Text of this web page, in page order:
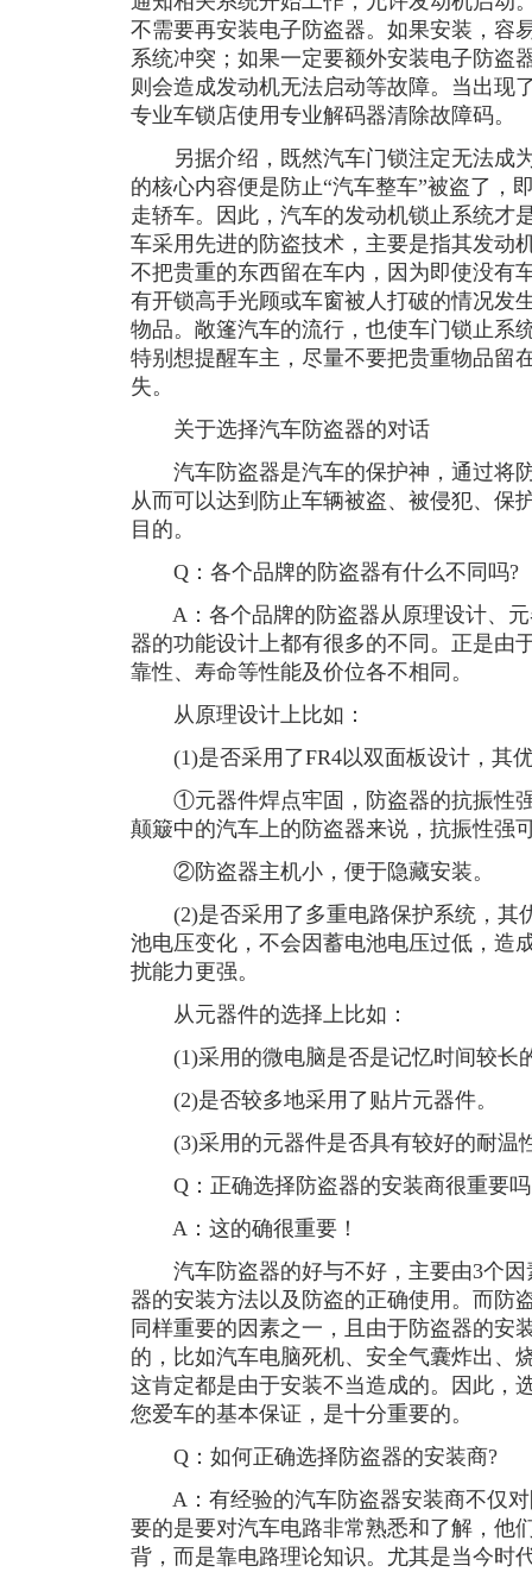
不需要再安装电子防盗器。如果安装，容
系统冲突；如果一定要额外安装电子防盗
则会造成发动机无法启动等故障。当出现
专业车锁店使用专业解码器清除故障码。
另据介绍，既然汽车门锁注定无法成
的核心内容便是防止“汽车整车”被盗了，
走轿车。因此，汽车的发动机锁止系统才
车采用先进的防盗技术，主要是指其发动
不把贵重的东西留在车内，因为即使没有
有开锁高手光顾或车窗被人打破的情况发
物品。敞篷汽车的流行，也使车门锁止系
特别想提醒车主，尽量不要把贵重物品留
失。
关于选择汽车防盗器的对话
汽车防盗器是汽车的保护神，通过将
从而可以达到防止车辆被盗、被侵犯、保
目的。
Q：各个品牌的防盗器有什么不同吗?
A：各个品牌的防盗器从原理设计、元
器的功能设计上都有很多的不同。正是由
靠性、寿命等性能及价位各不相同。
从原理设计上比如：
(1)是否采用了FR4以双面板设计，其
①元器件焊点牢固，防盗器的抗振性强
颠簸中的汽车上的防盗器来说，抗振性强
②防盗器主机小，便于隐藏安装。
(2)是否采用了多重电路保护系统，其
池电压变化，不会因蓄电池电压过低，造
扰能力更强。
从元器件的选择上比如：
(1)采用的微电脑是否是记忆时间较长
(2)是否较多地采用了贴片元器件。
(3)采用的元器件是否具有较好的耐温
Q：正确选择防盗器的安装商很重要
A：这的确很重要！
汽车防盗器的好与不好，主要由3个因
器的安装方法以及防盗的正确使用。而防
同样重要的因素之一，且由于防盗器的安
的，比如汽车电脑死机、安全气囊炸出、
这肯定都是由于安装不当造成的。因此，
您爱车的基本保证，是十分重要的。
Q：如何正确选择防盗器的安装商?
A：有经验的汽车防盗器安装商不仅对
要的是要对汽车电路非常熟悉和了解，他
背，而是靠电路理论知识。尤其是当今时